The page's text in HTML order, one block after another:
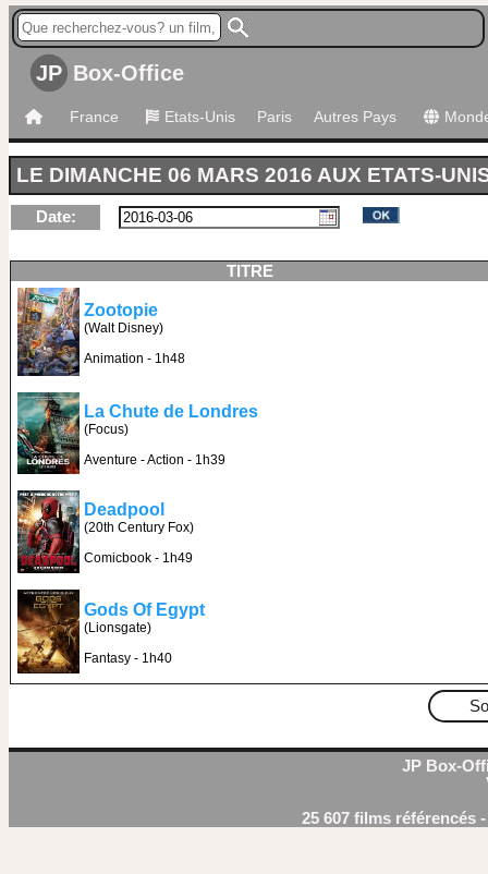
JP Box-Office
France Etats-Unis Paris Autres Pays
LE DIMANCHE 06 MARS 2016 AUX ETATS-
Date:
TITRE
Zootopie
(Walt Disney)
Animation - 1h48
La Chute de Londres
(Focus)
Aventure - Action - 1h39
Deadpool
(20th Century Fox)
Comicbook - 1h49
Gods Of Egypt
(Lionsgate)
Fantasy - 1h40
JP Box-
25 607 films référencés